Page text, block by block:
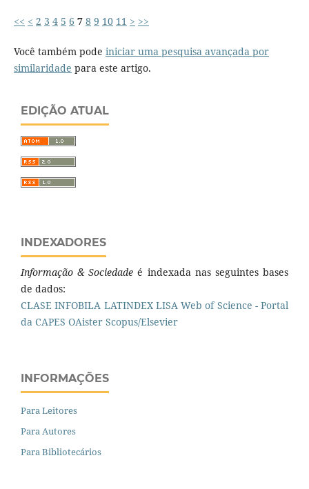
<< < 2 3 4 5 6 7 8 9 10 11 > >>
Você também pode iniciar uma pesquisa avançada por
similaridade para este artigo.
EDIÇÃO ATUAL
INDEXADORES
Informação & Sociedadeé indexada nas seguintes bases
de dados:
CLASE INFOBILA LATINDEX LISA Web of Science - Portal
da CAPES OAister Scopus/Elsevier
INFORMAÇÕES
Para Leitores
Para Autores
Para Bibliotecários